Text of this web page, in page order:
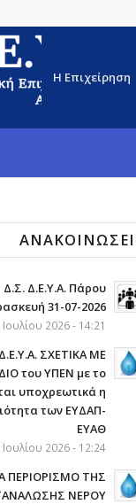
Η Επιχείρηση
Δ.Ε.Υ.Α. Πάρου
31-07-2026
Ιουλίου 2026 - 14:21
ΣΧΕΤΙΚΑ ΜΕ
του ΥΠΕΝ με το
υποχρεωτικά η
των ΕΥΔΑΠ-
ΕΥΑΘ
Ιουλίου 2026 - 12:24
ΠΕΡΙΟΡΙΣΜΟ ΤΗΣ
ΝΕΡΟΥ